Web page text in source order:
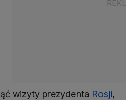
wizyty prezydenta Rosji,